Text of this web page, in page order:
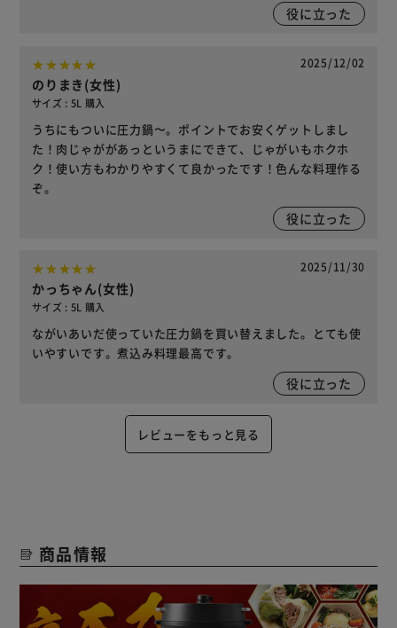
役に立った
2025/12/02
のりまき(女性)
サイズ : 5L 購入
うちにもついに圧力鍋〜。ポイントでお安くゲットしまし
た！肉じゃががあっというまにできて、じゃがいもホクホ
ク！使い方もわかりやすくて良かったです！色んな料理作る
ぞ。
役に立った
2025/11/30
かっちゃん(女性)
サイズ : 5L 購入
ながいあいだ使っていた圧力鍋を買い替えました。とても使
いやすいです。煮込み料理最高です。
役に立った
レビューをもっと見る
商品情報